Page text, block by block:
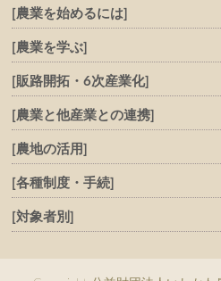
[農業を始めるには]
[農業を学ぶ]
[販路開拓・6次産業化]
[農業と他産業との連携]
[農地の活用]
[各種制度・手続]
[対象者別]